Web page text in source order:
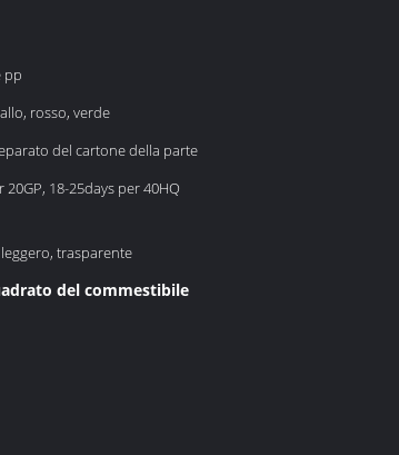
pp
rosso, verde
del cartone della parte
20GP, 18-25days per 40HQ
trasparente
del commestibile